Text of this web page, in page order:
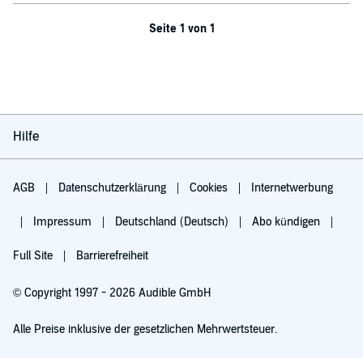
Seite 1 von 1
Hilfe
AGB Datenschutzerklärung Cookies Internetwerbung
Impressum Deutschland (Deutsch) Abo kündigen
Full Site Barrierefreiheit
© Copyright 1997 - 2026 Audible GmbH
Alle Preise inklusive der gesetzlichen Mehrwertsteuer.